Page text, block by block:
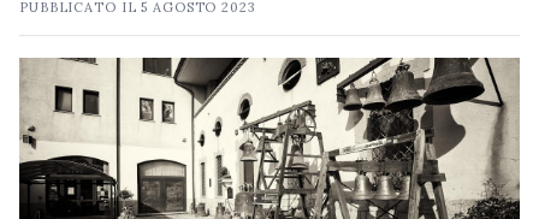
PUBBLICATO IL5 AGOSTO 2023